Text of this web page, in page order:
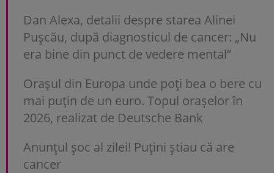
Dan Alexa, detalii despre starea Alinei
Pușcău, după diagnosticul de cancer: „Nu
era bine din punct de vedere mental”
Orașul din Europa unde poți bea o bere cu
mai puțin de un euro. Topul orașelor în
2026, realizat de Deutsche Bank
Anunţul şoc al zilei! Puţini ştiau că are
cancer